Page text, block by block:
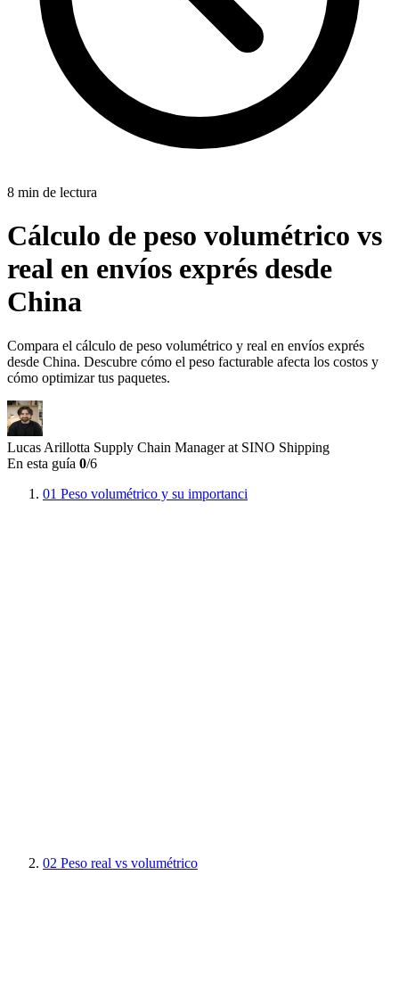
8 min de lectura
Cálculo de peso volumétrico vs
real en envíos exprés desde
China
Compara el cálculo de peso volumétrico y real en envíos exprés
desde China. Descubre cómo el peso facturable afecta los costos y
cómo optimizar tus paquetes.
Lucas Arillotta Supply Chain Manager at SINO Shipping
En esta guía 0/6
01 Peso volumétrico y su importanci
02 Peso real vs volumétrico